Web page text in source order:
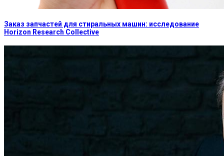
Заказ запчастей для стиральных машин: исследование
Horizon Research Collective